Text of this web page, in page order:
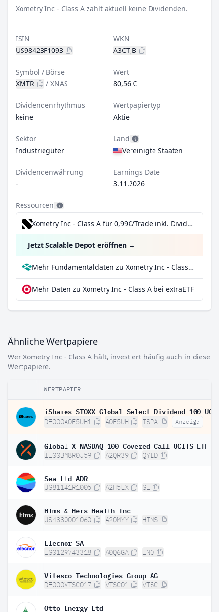
Xometry Inc - Class A zahlt aktuell keine Dividenden.
ISIN
US98423F1093
WKN
A3CTJB
Symbol / Börse
XMTR
/ XNAS
Wert
80,56 €
Dividendenrhythmus
keine
Wertpapiertyp
Aktie
Sektor
Industriegüter
Land
Vereinigte Staaten
Dividendenwährung
-
Earnings Date
3.11.2026
Ressourcen
Xometry Inc - Class A für 0,99€/Trade inkl. Dividend Reinvestment Plan
Jetzt Scalable Depot eröffnen →
Mehr Fundamentaldaten zu Xometry Inc - Class A bei Parqet
Mehr Daten zu Xometry Inc - Class A bei extraETF
Ähnliche Wertpapiere
Wer Xometry Inc - Class A hält, investiert häufig auch in diese
Wertpapiere.
WERTPAPIER
DE000A0F5UH1 A0F5UH ISPA Anzeige
Global X NASDAQ 100 Covered Call UCITS ETF
IE00BM8R0J59 A2QR39 QYLD
Sea Ltd ADR
US81141R1005 A2H5LX SE
Hims & Hers Health Inc
US4330001060 A2QMYY HIMS
Elecnor SA
ES0129743318 A0Q6GA ENO
Vitesco Technologies Group AG
DE000VTSC017 VTSC01 VTSC
Otto Energy Ltd